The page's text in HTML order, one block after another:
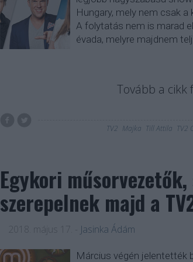
Hungary, mely nem csak
A folytatás nem is marad
évada, melyre majdnem
Tovább a cikk
TV2 Majka Till Attila TV2
Egykori
szerepelnek majd a
2018. május 17. Jasinka Ádám
Március végén jelentették